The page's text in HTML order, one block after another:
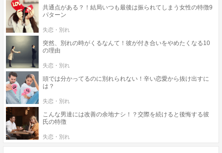
共通点がある？！結局いつも最後は振られてしまう女性の特徴9
パターン
失恋・別れ
突然、別れの時がくるなんて！彼が付き合いをやめたくなる10
の理由
失恋・別れ
頭では分かってるのに別れられない！辛い恋愛から抜け出すに
は？
失恋・別れ
こんな男達には改善の余地ナシ！？交際を続けると後悔する彼
氏の特徴
失恋・別れ